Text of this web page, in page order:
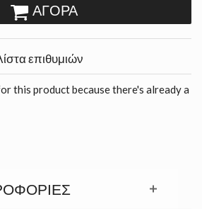
ΑΓΟΡΆ
επιθυμιών
this product because there's already a